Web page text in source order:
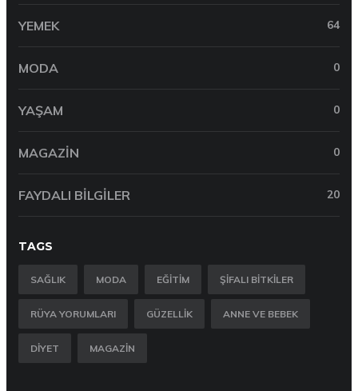
YEMEK 64
MODA 0
YAŞAM 0
MAGAZIN 0
FAYDALI BILGILER 20
TAGS
SAĞLIK MODA EĞITIM ŞIFALI BITKILER
RÜYA YORUMLARI GÜZELLIK ANNE VE BEBEK
DIYET MAGAZIN